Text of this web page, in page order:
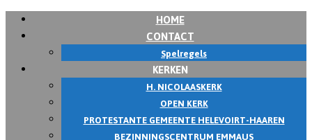
HOME
CONTACT
Spelregels
KERKEN
H. NICOLAASKERK
OPEN KERK
PROTESTANTE GEMEENTE HELEVOIRT-HAAREN
BEZINNINGSCENTRUM EMMAUS